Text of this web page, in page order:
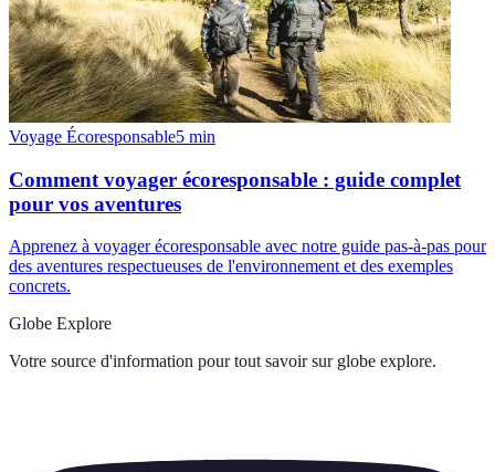
Voyage Écoresponsable5 min
Comment voyager écoresponsable : guide complet
pour vos aventures
Apprenez à voyager écoresponsable avec notre guide pas-à-pas pour
des aventures respectueuses de l'environnement et des exemples
concrets.
Globe Explore
Votre source d'information pour tout savoir sur globe explore.